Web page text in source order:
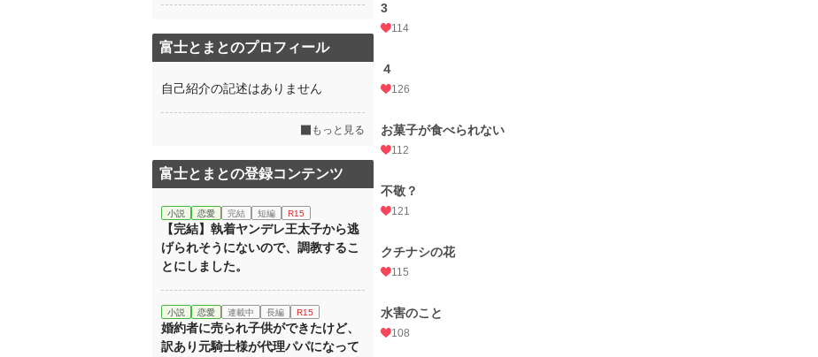
3
114
４
126
お菓子が食べられない
112
不敬？
121
クチナシの花
115
水害のこと
108
富士とまとのプロフィール
自己紹介の記述はありません
もっと見る
富士とまとの登録コンテンツ
小説 恋愛 完結 短編 R15
【完結】執着ヤンデレ王太子から逃
げられそうにないので、調教するこ
とにしました。
小説 恋愛 連載中 長編 R15
婚約者に売られ子供ができたけど、
訳あり元騎士様が代理パパになって